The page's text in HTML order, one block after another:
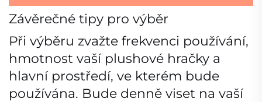
Závěrečné tipy pro výběr
Při výběru zvažte frekvenci používání,
hmotnost vaší plushové hračky a
hlavní prostředí, ve kterém bude
používána. Bude denně viset na vaší